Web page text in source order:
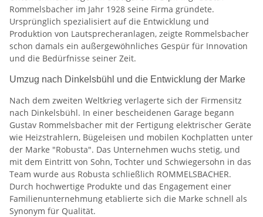
Rommelsbacher im Jahr 1928 seine Firma gründete.
Ursprünglich spezialisiert auf die Entwicklung und
Produktion von Lautsprecheranlagen, zeigte Rommelsbacher
schon damals ein außergewöhnliches Gespür für Innovation
und die Bedürfnisse seiner Zeit.
Umzug nach Dinkelsbühl und die Entwicklung der Marke
Nach dem zweiten Weltkrieg verlagerte sich der Firmensitz
nach Dinkelsbühl. In einer bescheidenen Garage begann
Gustav Rommelsbacher mit der Fertigung elektrischer Geräte
wie Heizstrahlern, Bügeleisen und mobilen Kochplatten unter
der Marke "Robusta". Das Unternehmen wuchs stetig, und
mit dem Eintritt von Sohn, Tochter und Schwiegersohn in das
Team wurde aus Robusta schließlich ROMMELSBACHER.
Durch hochwertige Produkte und das Engagement einer
Familienunternehmung etablierte sich die Marke schnell als
Synonym für Qualität.